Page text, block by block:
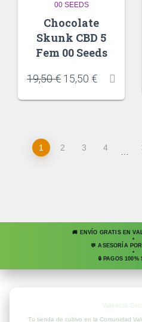
00 SEEDS
Chocolate
Skunk CBD 5
Fem 00 Seeds
19,50€ 15,50 €
1 2 3 4 …
🚚 ENVÍO GRATIS EN
•
💬 ASESORÍA
•
🔒 PAGOS 100%
Tu tienda de cultivo en la Comunidad